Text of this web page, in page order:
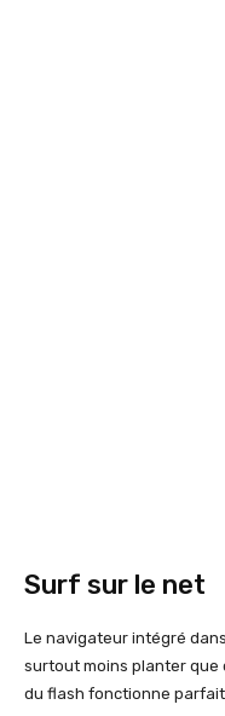
Surf sur le net
Le navigateur intégré
surtout moins planter que
du flash fonctionne